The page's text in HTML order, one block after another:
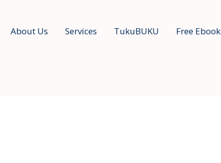
About Us Services TukuBUKU Free Ebook